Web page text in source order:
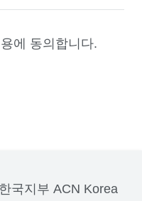
에 동의합니다.
국지부 ACN Korea